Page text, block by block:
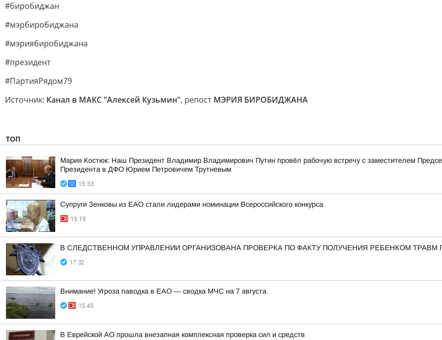
#биробиджан
#мэрбиробиджана
#мэриябиробиджана
#президент
#ПартияРядом79
Источник: Канал в МАКС "Алексей Кузьмин", репост МЭРИЯ БИРОБИДЖАНА
ТОП
Мария Костюк: Наш Президент Владимир Владимирович Путин провёл рабочую встречу с заместителем
Президента в ДФО Юрием Петровичем Трутневым
15:33
Супруги Зенковы из ЕАО стали лидерами номинации Всероссийского конкурса
15:19
В СЛЕДСТВЕННОМ УПРАВЛЕНИИ ОРГАНИЗОВАНА ПРОВЕРКА ПО ФАКТУ ПОЛУЧЕНИЯ РЕБЕНКОМ ТРАВМ
17:32
Внимание! Угроза паводка в ЕАО — сводка МЧС на 7 августа
15:45
В Еврейской АО прошла внезапная комплексная проверка сил и средств